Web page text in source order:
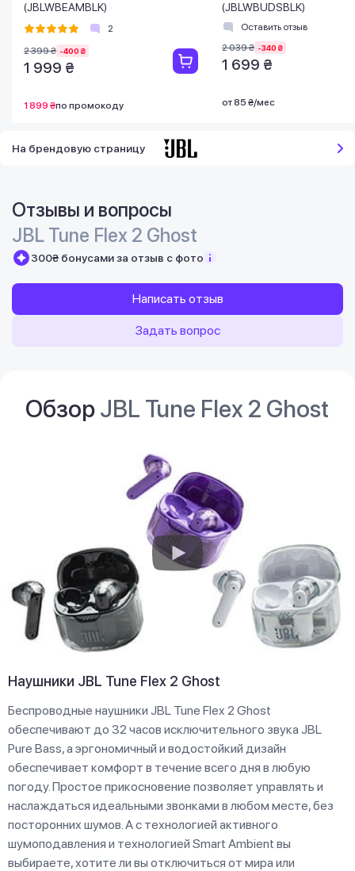
(JBLWBEAMBLK)
2
2 399 ₴ -400 ₴
1 999 ₴
1 899 ₴по промокоду
(JBLWBUDSBLK)
Оставить отзыв
2 039 ₴ -340 ₴
1 699 ₴
от 85 ₴/мес
На брендовую страницу
Отзывы и вопросы
JBL Tune Flex 2 Ghost
300₴ бонусами за отзыв с фото
Написать отзыв
Задать вопрос
ОбзорJBL Tune Flex 2 Ghost
Наушники JBL Tune Flex 2 Ghost
Беспроводные наушники JBL Tune Flex 2 Ghost
обеспечивают до 32 часов исключительного звука JBL
Pure Bass, а эргономичный и водостойкий дизайн
обеспечивает комфорт в течение всего дня в любую
погоду. Простое прикосновение позволяет управлять и
наслаждаться идеальными звонками в любом месте, без
посторонних шумов. А с технологией активного
шумоподавления и технологией Smart Ambient вы
выбираете, хотите ли вы отключиться от мира или